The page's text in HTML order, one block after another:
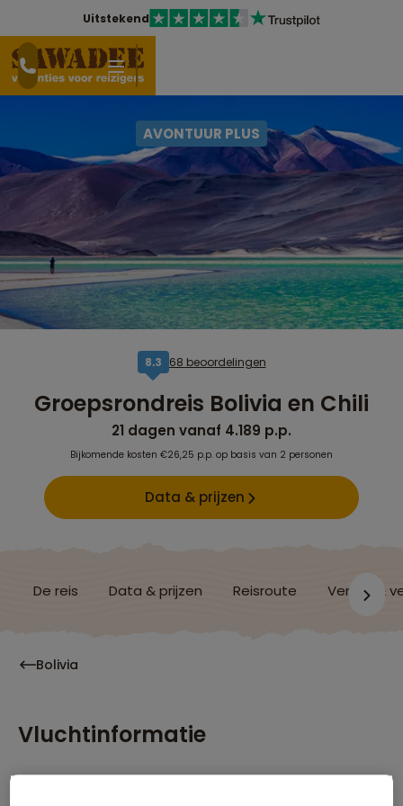
Uitstekend
AVONTUUR PLUS
8,3 68 beoordelingen
Groepsrondreis Bolivia en Chili
21 dagen vanaf 4.189 p.p.
Bijkomende kosten €26,25 p.p. op basis van 2 personen
Data & prijzen
De reis Data & prijzen Reisroute Verblijf &
Bolivia
Vluchtinformatie